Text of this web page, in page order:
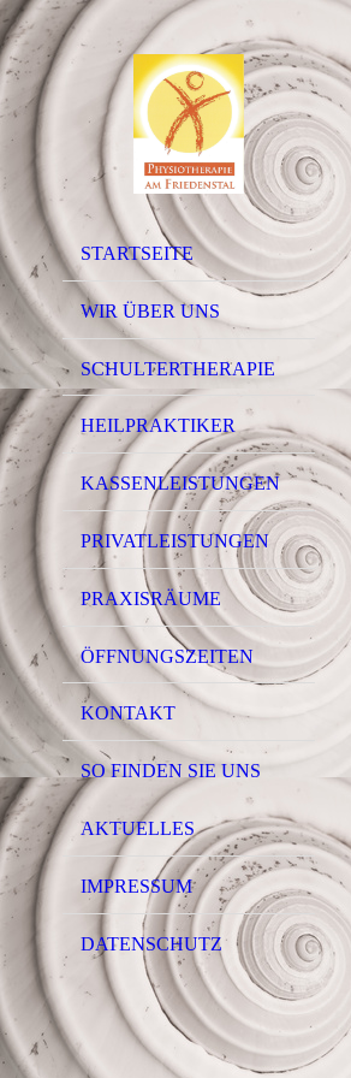
STARTSEITE
WIR ÜBER UNS
SCHULTERTHERAPIE
HEILPRAKTIKER
KASSENLEISTUNGEN
PRIVATLEISTUNGEN
PRAXISRÄUME
ÖFFNUNGSZEITEN
KONTAKT
SO FINDEN SIE UNS
AKTUELLES
IMPRESSUM
DATENSCHUTZ